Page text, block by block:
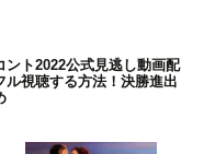
ント2022公式見逃し動画配
ル視聴する方法！決勝進出